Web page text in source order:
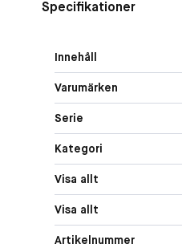
Specifikationer
Innehåll
Varumärken
Serie
Kategori
Visa allt
Visa allt
Artikelnummer